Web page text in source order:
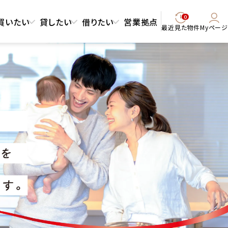
いたい 貸したい 借りたい 営業拠点 0
最近見た物件Myページ